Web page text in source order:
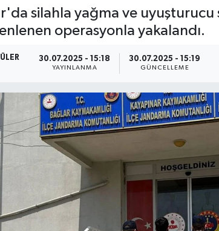
silahla yağma ve uyuşturucu
operasyonla yakalandı.
30.07.2025 - 15:18
YAYINLANMA
30.07.2025 - 15:19
GÜNCELLEME